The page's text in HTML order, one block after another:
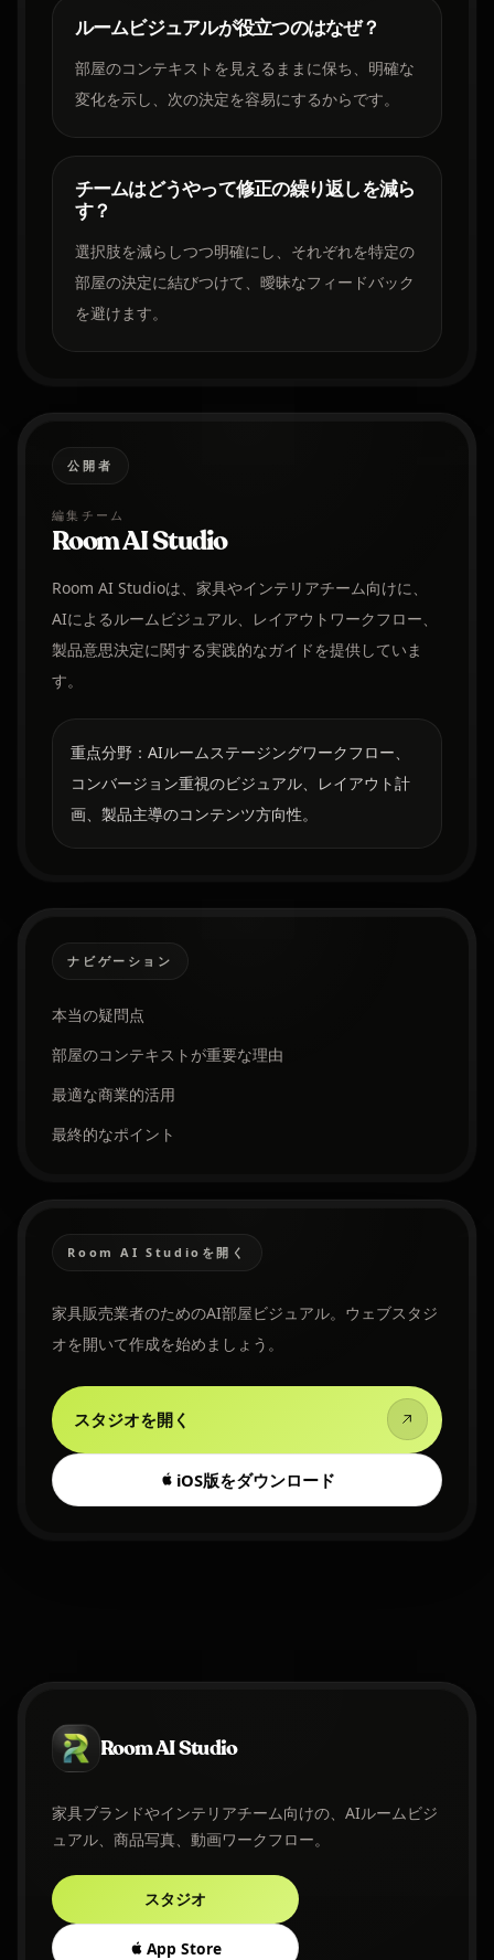
ルームビジュアルが役立つのはなぜ？
部屋のコンテキストを見えるままに保ち、明確な
変化を示し、次の決定を容易にするからです。
チームはどうやって修正の繰り返しを減ら
す？
選択肢を減らしつつ明確にし、それぞれを特定の
部屋の決定に結びつけて、曖昧なフィードバック
を避けます。
公開者
編集チーム
Room AI Studio
Room AI Studioは、家具やインテリアチーム向けに、
AIによるルームビジュアル、レイアウトワークフロー、
製品意思決定に関する実践的なガイドを提供していま
す。
重点分野：AIルームステージングワークフロー、
コンバージョン重視のビジュアル、レイアウト計
画、製品主導のコンテンツ方向性。
ナビゲーション
本当の疑問点
部屋のコンテキストが重要な理由
最適な商業的活用
最終的なポイント
Room AI Studioを開く
家具販売業者のためのAI部屋ビジュアル。ウェブスタジ
オを開いて作成を始めましょう。
スタジオを開く
iOS版をダウンロード
Room AI Studio
家具ブランドやインテリアチーム向けの、AIルームビジ
ュアル、商品写真、動画ワークフロー。
スタジオ
App Store